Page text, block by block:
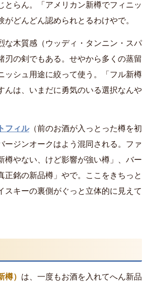
とらん。「アメリカン新樽でフィニッ
がどんどん認められとるわけやで。
な木質感（ウッディ・タンニン・スパ
刃の剣でもある。せやから多くの蒸留
ッシュ用途に絞って使う。「フル新樽
んは、いまだに勇気のいる選択なんや
フィル（前のお酒が入っとった樽を初
ージンオークはよう混同される。ファ
樽やない、けど影響が強い樽」、バー
正銘の新品樽」やで。ここをきちっと
スキーの裏側がぐっと立体的に見えて
） は、一度もお酒を入れてへん新品